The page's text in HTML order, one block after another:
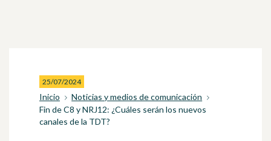
25/07/2024
Inicio
Noticias y medios de comunicación
Fin de C8 y NRJ12: ¿Cuáles serán los nuevos
canales de la TDT?